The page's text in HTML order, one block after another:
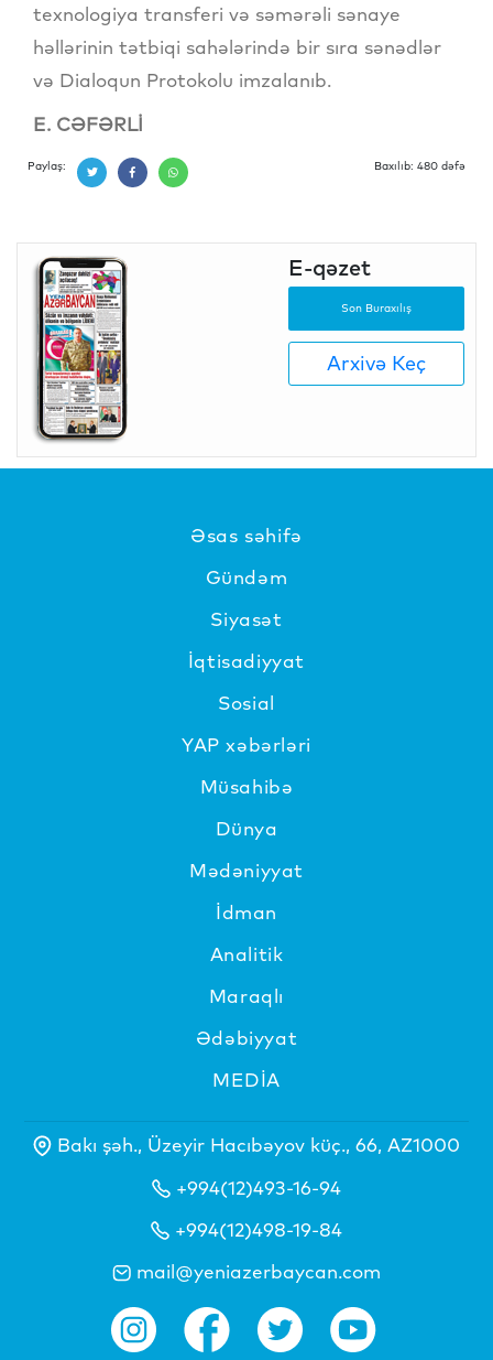
texnologiya transferi və səmərəli sənaye
həllərinin tətbiqi sahələrində bir sıra sənədlər
və Dialoqun Protokolu imzalanıb.
E. CƏFƏRLİ
Paylaş: Baxılıb: 480 dəfə
E-qəzet
Son Buraxılış
Arxivə Keç
Əsas səhifə
Gündəm
Siyasət
İqtisadiyyat
Sosial
YAP xəbərləri
Müsahibə
Dünya
Mədəniyyat
İdman
Analitik
Maraqlı
Ədəbiyyat
MEDİA
Bakı şəh., Üzeyir Hacıbəyov küç., 66, AZ1000
+994(12)493-16-94
+994(12)498-19-84
mail@yeniazerbaycan.com